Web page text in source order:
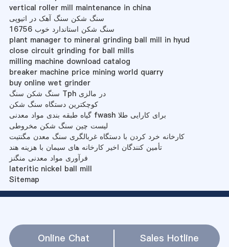
vertical roller mill maintenance in china
سنگ شکن سنگ آهک در اتیوپی
سنگ شکن استاندارد خوب 16756
plant manager to mineral grinding ball mill in hyud
close circuit grinding for ball mills
milling machine download catalog
breaker machine price mining world quarry
buy online wet grinder
سنگ شکن سنگ Tph در مالزی
کوچکترین دستگاه سنگ شکن
گیاه طبقه بندی مواد معدنی fwash برای کارایی طلا
لیست چین سنگ شکن مخروطی
کارخانه خرد کردن با دستگاه غربالگری سنگ معدن مگنتیت
تأمین کنندگان اخیر کارخانه های سیمان با هزینه هند
فرآوری مواد معدنی منگنز
lateritic nickel ball mill
Sitemap
Online Chat Sales Hotline